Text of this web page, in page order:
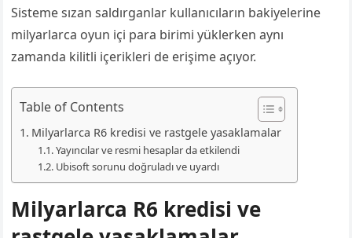
Sisteme sızan saldırganlar kullanıcıların bakiyelerine
milyarlarca oyun içi para birimi yüklerken aynı
zamanda kilitli içerikleri de erişime açıyor.
Table of Contents
Milyarlarca R6 kredisi ve rastgele yasaklamalar
Yayıncılar ve resmi hesaplar da etkilendi
Ubisoft sorunu doğruladı ve uyardı
Milyarlarca R6 kredisi ve